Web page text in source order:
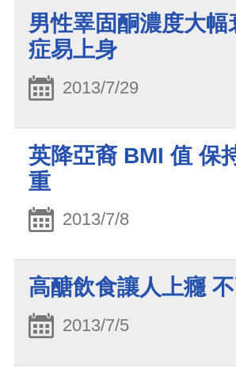
男性睪固酮濃度大幅
症易上身
2013/7/29
英降亞裔 BMI 值 保
重
2013/7/8
高醣飲食讓人上癮
2013/7/5